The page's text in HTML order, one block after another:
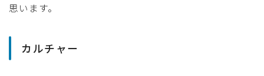
思います。
カルチャー